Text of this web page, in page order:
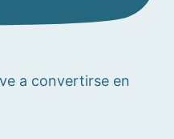
a convertirse en